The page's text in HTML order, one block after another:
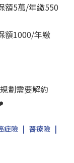
額5萬/年繳550
額1000/年繳
劃需要解約
症險
醫療險